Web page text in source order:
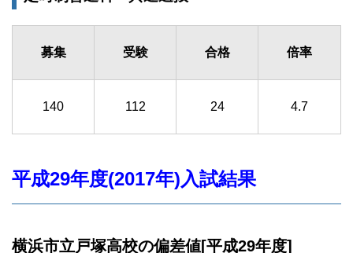
募集 受験 合格 倍率
140 112 24 4.7
平成29年度(2017年)入試結果
横浜市立戸塚高校の偏差値[平成29年度]